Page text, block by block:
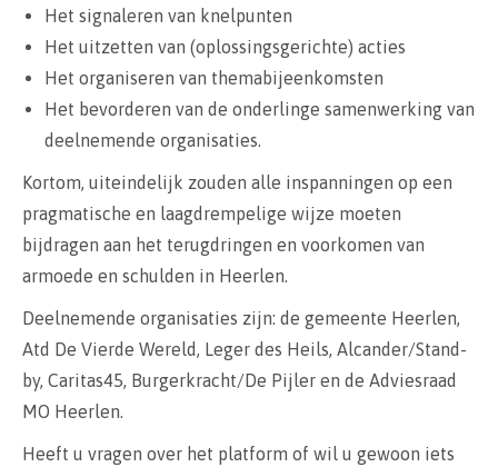
Het signaleren van knelpunten
Het uitzetten van (oplossingsgerichte) acties
Het organiseren van themabijeenkomsten
Het bevorderen van de onderlinge samenwerking van
deelnemende organisaties.
Kortom, uiteindelijk zouden alle inspanningen op een
pragmatische en laagdrempelige wijze moeten
bijdragen aan het terugdringen en voorkomen van
armoede en schulden in Heerlen.
Deelnemende organisaties zijn: de gemeente Heerlen,
Atd De Vierde Wereld, Leger des Heils, Alcander/Stand-
by, Caritas45, Burgerkracht/De Pijler en de Adviesraad
MO Heerlen.
Heeft u vragen over het platform of wil u gewoon iets